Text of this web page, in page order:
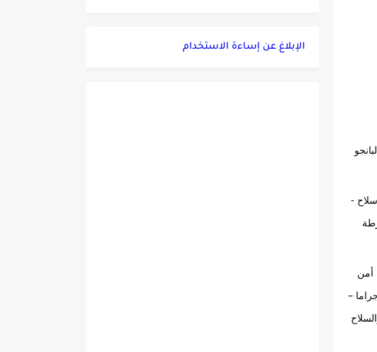
الإبلاغ عن إساءة الاستخدام